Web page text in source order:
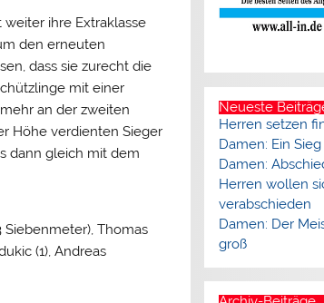
ihre Extraklasse
den erneuten
dass sie zurecht die
mit einer
an der zweiten
Höhe verdienten Sieger
dann gleich mit dem
Siebenmeter), Thomas
(1), Andreas
Neueste
Herren setzen
Damen: Ein
Damen:
Herren wollen
verabschieden
Damen: Der
groß